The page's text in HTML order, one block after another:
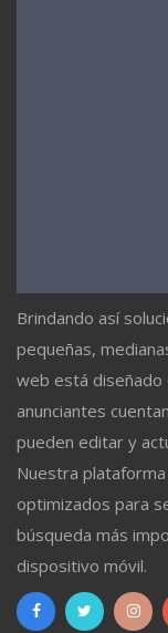
Brindando así
pequeñas,
web está diseñado
anunciantes
pueden editar y
Nuestra
optimizados para
búsqueda más
dispositivo móvil.